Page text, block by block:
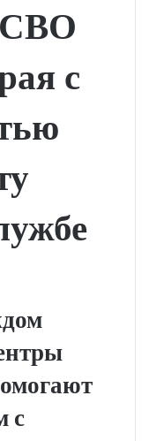
СВО
с
с